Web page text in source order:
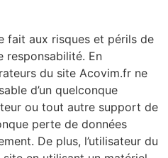
fait aux risques et périls de
responsabilité. En
du site Acovim.fr ne
d’un quelconque
ou tout autre support de
perte de données
De plus, l’utilisateur du